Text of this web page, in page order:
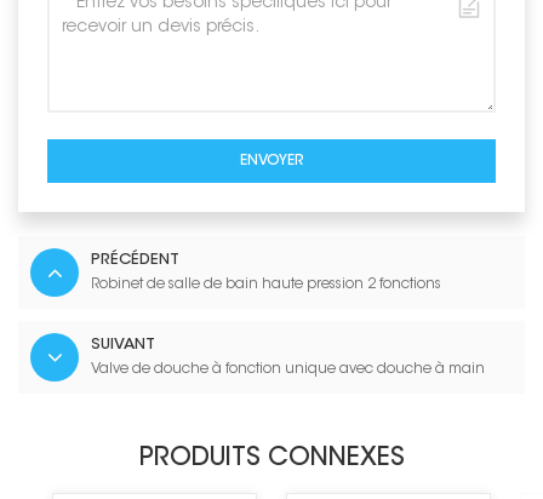
ENVOYER
PRÉCÉDENT
Robinet de salle de bain haute pression 2 fonctions
SUIVANT
Valve de douche à fonction unique avec douche à main
PRODUITS CONNEXES